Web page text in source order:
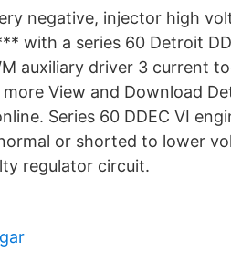
negative, injector high
with a series 60 Detroit
auxiliary driver 3 current
View and Download
Series 60 DDEC VI
or shorted to lower
regulator circuit.